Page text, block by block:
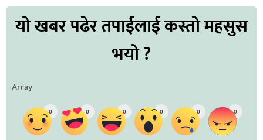
यो खबर पढेर तपाईलाई कस्तो महसुस
भयो ?
Array
0 0 0 0 0 0